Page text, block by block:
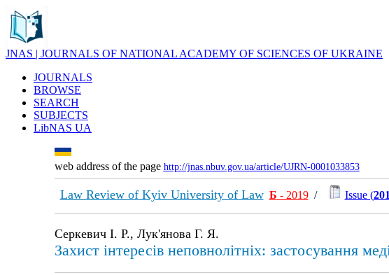
JNAS | JOURNALS OF NATIONAL ACADEMY OF SCIENCES OF UKRAINE
JOURNALS
BROWSE
SEARCH
SUBJECTS
LibNAS UA
web address of the page http://jnas.nbuv.gov.ua/article/UJRN-0001033853
Law Review of Kyiv University of Law Б - 2019/ Issue (
Серкевич І. Р., Лук'янова Г. Я.
Захист інтересів неповнолітніх: застосування